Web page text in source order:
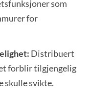
som
for
Distribuert
forblir tilgjengelig
skulle svikte.